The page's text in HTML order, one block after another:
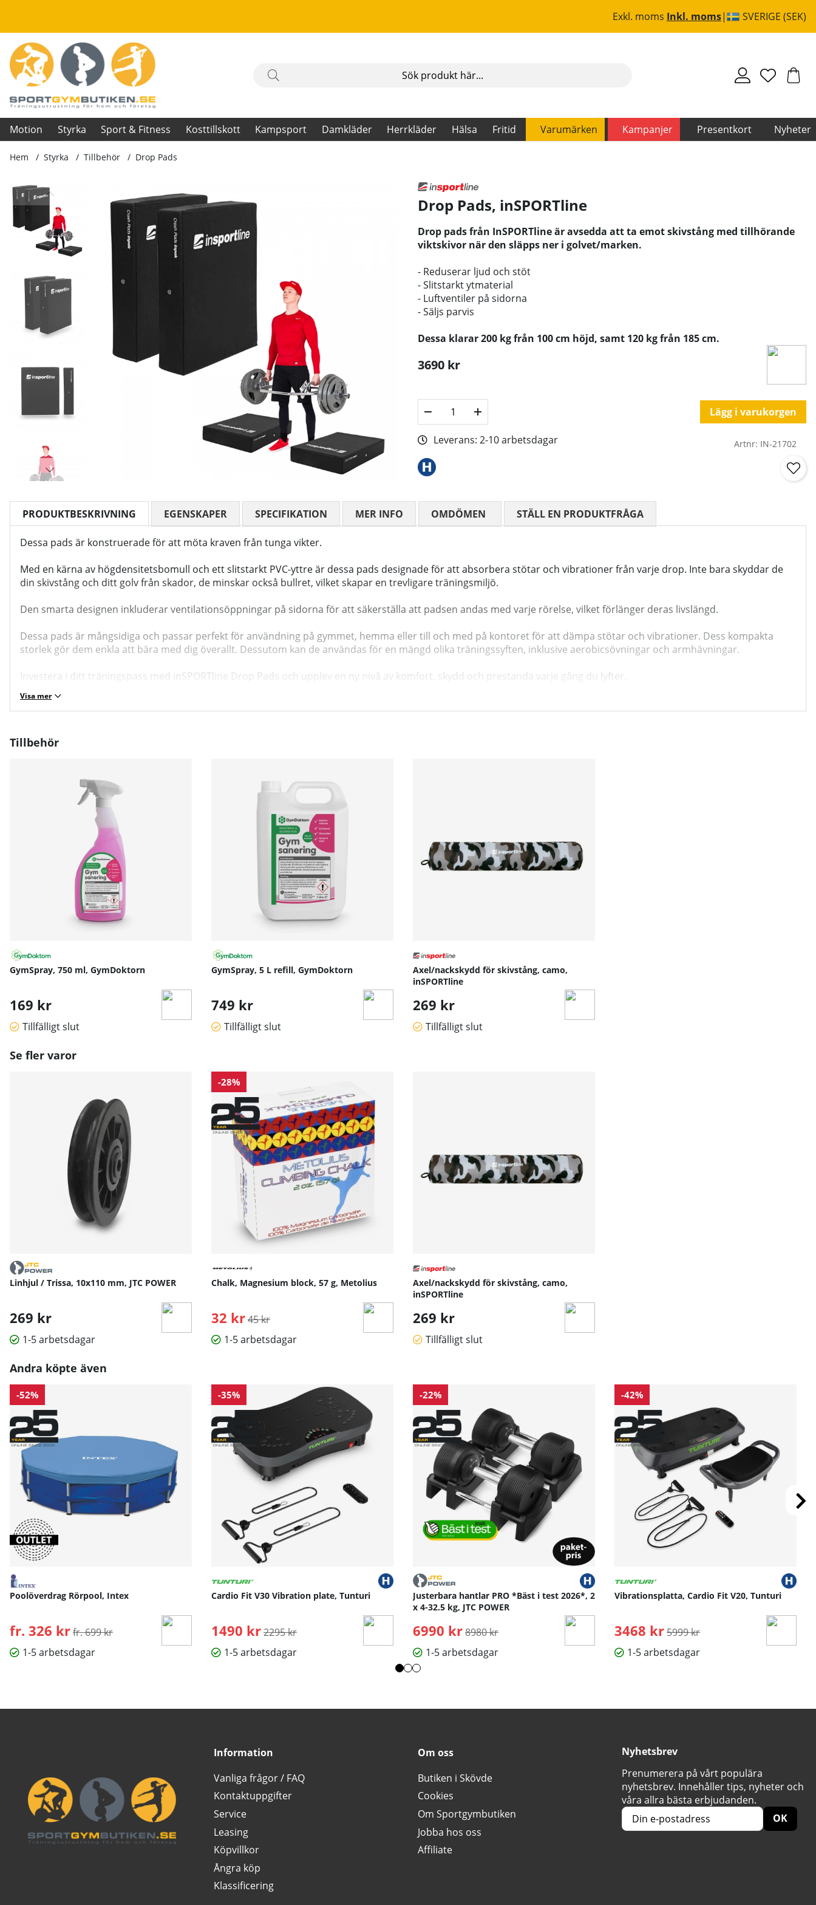
Exkl. moms Inkl. moms SVERIGE (SEK)
Motion Styrka Sport & Fitness Kosttillskott Kampsport Damkläder Herrkläder Hälsa Fritid Varumärken Kampanjer Presentkort Nyheter
Hem Styrka Tillbehör Drop Pads
Produktbilder Drop Pads
Drop Pads, inSPORTline
Drop pads från InSPORTline är avsedda att ta emot skivstång med tillhörande
viktskivor när den släpps ner i golvet/marken.
- Reduserar ljud och stöt
- Slitstarkt ytmaterial
- Luftventiler på sidorna
- Säljs parvis
Dessa klarar 200 kg från 100 cm höjd, samt 120 kg från 185 cm.
3690 kr
Lägg i varukorgen
Leverans: 2-10 arbetsdagar Artnr: IN-21702
PRODUKTBESKRIVNING
Dessa pads är konstruerade för att möta kraven från tunga vikter.
Med en kärna av högdensitetsbomull och ett slitstarkt PVC-yttre är dessa pads designade för att absorbera stötar och vibrationer från varje drop. Inte bara skyddar de
din skivstång och ditt golv från skador, de minskar också bullret, vilket skapar en trevligare träningsmiljö.
Den smarta designen inkluderar ventilationsöppningar på sidorna för att säkerställa att padsen andas med varje rörelse, vilket förlänger deras livslängd.
Dessa pads är mångsidiga och passar perfekt för användning på gymmet, hemma eller till och med på kontoret för att dämpa stötar och vibrationer. Dess kompakta
storlek gör dem enkla att bära med dig överallt. Dessutom kan de användas för en mängd olika träningssyften, inklusive aerobicsövningar och armhävningar.
Investera i ditt träningspass med inSPORTline Drop Pads och upplev en ny nivå av komfort, skydd och prestanda varje gång du lyfter.
Visa mer
EGENSKAPER SPECIFIKATION MER INFO OMDÖMEN MEDELBETYG 0 AV 5 ANTAL BETYG 0
STÄLL EN PRODUKTFRÅGA
Tillbehör
GymSpray, 750 ml, GymDoktorn
169 kr
Tillfälligt slut
GymSpray, 5 L refill, GymDoktorn
749 kr
Tillfälligt slut
Axel/nackskydd för skivstång, camo,
inSPORTline
269 kr
Tillfälligt slut
Se fler varor
Linhjul / Trissa, 10x110 mm, JTC POWER
269 kr
1-5 arbetsdagar
-28%
Chalk, Magnesium block, 57 g, Metolius
32 kr Ordinarie pris:
45 kr
1-5 arbetsdagar
Axel/nackskydd för skivstång, camo,
inSPORTline
269 kr
Tillfälligt slut
Andra köpte även
-52%
Poolöverdrag Rörpool, Intex
fr. 326 krOrdinarie pris:
fr. 699 kr
1-5 arbetsdagar
-35%
Cardio Fit V30 Vibration plate, Tunturi
1490 kr Ordinarie pris:
2295 kr
1-5 arbetsdagar
-22%
Justerbara hantlar PRO *Bäst i test 2026*, 2
x 4-32.5 kg, JTC POWER
6990 kr Ordinarie pris:
8980 kr
1-5 arbetsdagar
-42%
Vibrationsplatta, Cardio Fit V20, Tunturi
3468 kr Ordinarie pris:
5999 kr
1-5 arbetsdagar
Information
Vanliga frågor / FAQ
Kontaktuppgifter
Service
Leasing
Köpvillkor
Ångra köp
Klassificering
Om oss
Butiken i Skövde
Cookies
Om Sportgymbutiken
Jobba hos oss
Affiliate
Nyhetsbrev
Prenumerera på vårt populära
nyhetsbrev. Innehåller tips, nyheter och
våra allra bästa erbjudanden.
OK